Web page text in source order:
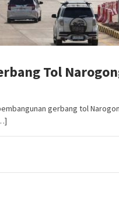
Tol
gerbang tol